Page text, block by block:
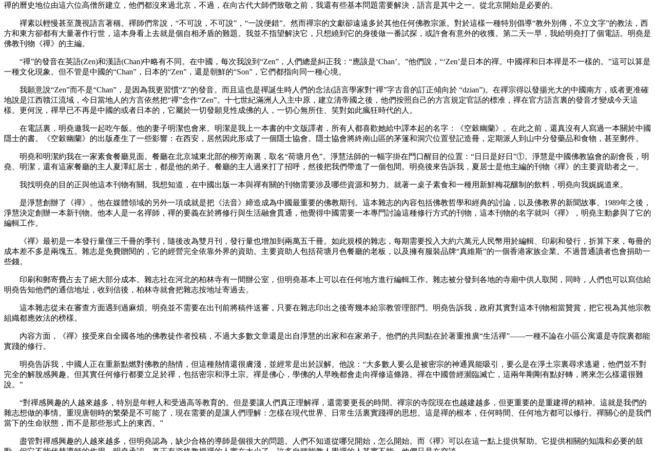
禪的曆史地位由這六位高僧所建立，他們都沒來過北京，不過，在向古代大師們致敬之前，我還有些基本問題需要解決，語言是其中之一。從北京開始是必要的。
禪素以輕慢甚至蔑視語言著稱。禪師們常說，“不可說，不可說”，“一說便錯”。然而禪宗的文獻卻遠遠多於其他任何佛教宗派。對於這樣一種特別倡導“教外別傳，不立文字”的教法，西
方和東方卻都有大量著作行世，這本身看上去就是個自相矛盾的難題。我並不指望解決它，只想繞到它的身後做一番試探，或許會有意外的收獲。第二天一早，我給明堯打了個電話。明堯是
佛教刊物《禪》的主編。
“禪”的發音在英語(Zen)和漢語(Chan)中略有不同。在中國，每次我說到“Zen”，人們總是糾正我：“應該是‘Chan’。”他們說，“‘Zen’是日本的禪。中國禪和日本禪是不一樣的。”這可以算是
一種文化現象。但不管是中國的“Chan”，日本的“Zen”，還是朝鮮的“Son”，它們都指向同一種心境。
我願意說“Zen”而不是“Chan”，是因為我更習慣“Z”的發音。而且這也是禪誕生時人們的念法(語言學家對“禪”字古音的訂正傾向於 “dzian”)。在禪宗得以發揚光大的中國南方，或者更准確
地說是江西贛江流域，今日當地人的方言依然把“禪”念作“Zen”。十七世紀滿洲人入主中原，建立清帝國之後，他們按照自己的方言規定官話的標准，禪在官方語言裏的發音才變成今天這
樣。更何況，禪早已不再是中國的或者日本的，它屬於一切發願見性成佛的人，一切心無所住、笑對如此瘋狂時代的人。
在電話裏，明堯邀我一起吃午飯。他的妻子明潔也會來。明潔是我上一本書的中文版譯者，所有人都喜歡她給中譯本起的名字：《空穀幽蘭》。在此之前，還真沒有人寫過一本關於中國
隱士的書。《空穀幽蘭》的出版產生了一些影響：在西安，居然因此形成了一個隱士協會。隱士協會將終南山區的茅篷和洞穴位置登記造冊，定期派人到山中分發藥品和食物，甚至郵件。
明堯和明潔約我在一家素食餐廳見面。餐廳在北京城東北部的柳芳南裏，取名“荷塘月色”。淨慧法師的一幅字掛在門口醒目的位置：“日日是好日”①。淨慧是中國佛教協會的副會長，明
堯、明潔，還有這家餐廳的主人夏澤紅居士，都是他的弟子。餐廳的主人過來打了招呼，然後把我們帶進了一個包間。明堯後來告訴我，夏居士是他主編的刊物《禪》的主要資助者之一。
我找明堯的目的正與他這本刊物有關。我想知道，在中國出版一本與禪有關的刊物需要涉及哪些資源和努力。就著一桌子素食和一種用新鮮梅花釀制的飲料，明堯向我娓娓道來。
是淨慧創辦了《禪》。他在媒體領域的另外一項成就是把《法音》締造成為中國最重要的佛教期刊。這本雜志的內容包括佛教哲學和經典的討論，以及佛教界的新聞故事。1989年之後，
淨慧決定創辦一本新刊物。他本人是一名禪師，禪的要義在於將修行與生活融會貫通，他覺得中國需要一本專門討論這種修行方式的刊物，這本刊物的名字就叫《禪》，明堯主動參與了它的
編輯工作。
《禪》最初是一本發行量僅三千冊的季刊，隨後改為雙月刊，發行量也增加到兩萬五千冊。如此規模的雜志，每期需要投入大約六萬元人民幣用於編輯、印刷和發行，折算下來，每冊的
成本差不多是兩塊五。雜志是免費贈閱的，它的經營完全依靠外界的資助。主要資助人包括荷塘月色餐廳的老板，以及擁有服裝品牌“真維斯”的一個香港家族企業。不過普通讀者也會捐助一
些錢。
印刷和郵寄費占去了絕大部分成本。雜志社在河北的柏林寺有一間辦公室，但明堯基本上可以在任何地方進行編輯工作。雜志被分發到各地的寺廟中供人取閱，同時，人們也可以寫信給
明堯告知他們的通信地址，收到信後，柏林寺就會把雜志按地址寄過去。
這本雜志從未在審查方面遇到過麻煩。明堯並不需要在出刊前將稿件送審，只要在雜志印出之後寄幾本給宗教管理部門。明堯告訴我，政府其實對這本刊物相當贊賞，把它視為其他宗教
組織都應效法的榜樣。
內容方面，《禪》接受來自全國各地的佛教徒作者投稿，不過大多數文章還是出自淨慧的出家和在家弟子。他們的共同點在於著重推廣“生活禪”——一種不論在小區公寓還是寺院裏都能
實踐的修行。
明堯告訴我，中國人正在重新點燃對佛教的熱情，但這種熱情還很膚淺，並經常是出於誤解。他說：“大多數人要么是被密宗的神通異能吸引，要么是在淨土宗裏尋求逃避，他們並不對
完全的解脫感興趣。但其實任何修行都要立足於禪，包括密宗和淨土宗。禪是佛心，學佛的人早晚都會走向禪修這條路。禪在中國曾經瀕臨滅亡，這兩年剛剛有點好轉，將來怎么樣還很難
說。”
“對禪感興趣的人越來越多，特別是年輕人和受過高等教育的。但是要讓人們真正理解禪，還需要更長的時間。禪宗的寺院現在也越建越多，但更重要的是重建禪的精神。這就是我們的
雜志想做的事情。重現唐朝時的繁榮是不可能了，現在需要的是讓人們理解：怎樣在現代世界、日常生活裏實踐禪的思想。這是禪的根本，任何時間、任何地方都可以修行。禪關心的是我們
當下的生命狀態，而不是那些形式上的東西。”
盡管對禪感興趣的人越來越多，但明堯認為，缺少合格的導師是個很大的問題。人們不知道從哪兒開始，怎么開始。而《禪》可以在這一點上提供幫助。它提供相關的知識和必要的鼓